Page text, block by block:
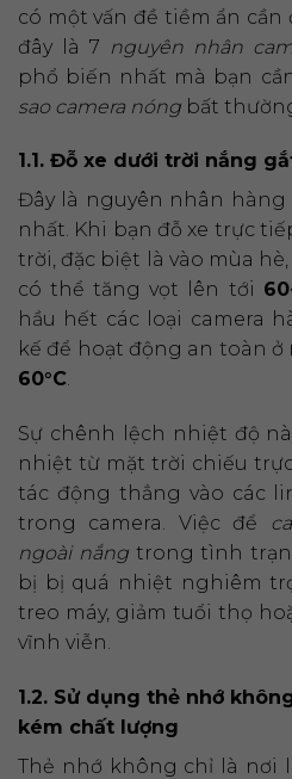
có một vấn đề tiềm ẩn cần
đây là 7 nguyên nhân
phổ biến nhất mà bạn
sao camera nóng bất
1.1. Đỗ xe dưới trời nắng
Đây là nguyên nhân hàng
nhất. Khi bạn đỗ xe trực
trời, đặc biệt là vào mùa hè,
có thể tăng vọt lên tới
hầu hết các loại camera
kế để hoạt động an toàn
60°C.
Sự chênh lệch nhiệt độ
nhiệt từ mặt trời chiếu
tác động thẳng vào các
trong camera. Việc để
ngoài nắngtrong tình
bị bị quá nhiệt nghiêm
treo máy, giảm tuổi thọ
vĩnh viễn.
1.2. Sử dụng thẻ nhớ
kém chất lượng
Thẻ nhớ không chỉ là nơi